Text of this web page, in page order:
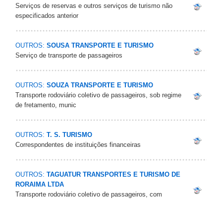
Serviços de reservas e outros serviços de turismo não
especificados anterior
OUTROS: SOUSA TRANSPORTE E TURISMO
Serviço de transporte de passageiros
OUTROS: SOUZA TRANSPORTE E TURISMO
Transporte rodoviário coletivo de passageiros, sob regime
de fretamento, munic
OUTROS: T. S. TURISMO
Correspondentes de instituições financeiras
OUTROS: TAGUATUR TRANSPORTES E TURISMO DE
RORAIMA LTDA
Transporte rodoviário coletivo de passageiros, com